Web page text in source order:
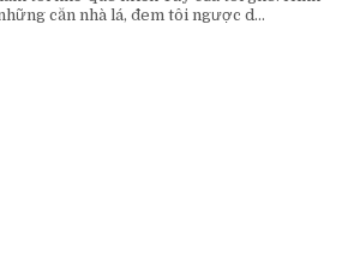
căn nhà lá, đem tôi ngược d...